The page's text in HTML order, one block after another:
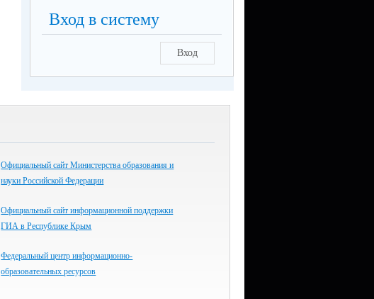
Вход в систему
Вход
Официальный сайт Министерства образования и
науки Российской Федерации
Официальный сайт информационной поддержки
ГИА в Республике Крым
Федеральный центр информационно-
образовательных ресурсов